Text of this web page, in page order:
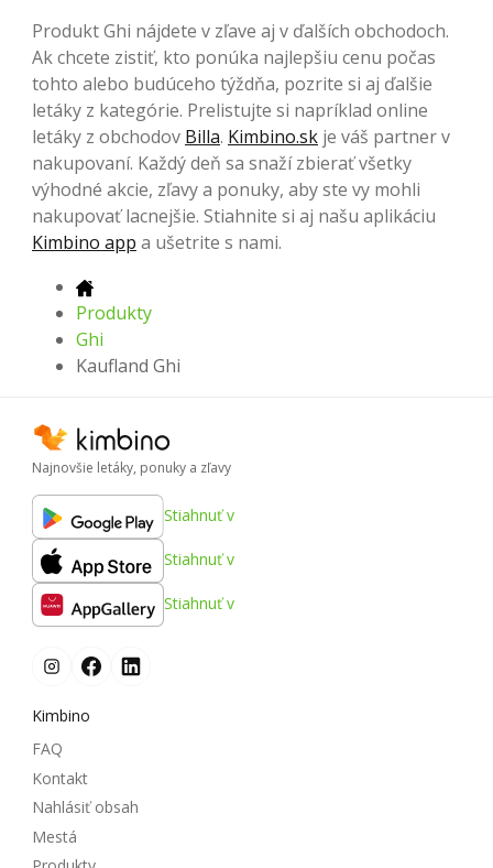
Produkt Ghi nájdete v zľave aj v ďalších obchodoch.
Ak chcete zistiť, kto ponúka najlepšiu cenu počas
tohto alebo budúceho týždňa, pozrite si aj ďalšie
letáky z kategórie. Prelistujte si napríklad online
letáky z obchodov Billa. Kimbino.sk je váš partner v
nakupovaní. Každý deň sa snaží zbierať všetky
výhodné akcie, zľavy a ponuky, aby ste vy mohli
nakupovať lacnejšie. Stiahnite si aj našu aplikáciu
Kimbino app a ušetrite s nami.
Produkty
Ghi
Kaufland Ghi
Najnovšie letáky, ponuky a zľavy
Stiahnuť v
Stiahnuť v
Stiahnuť v
Kimbino
FAQ
Kontakt
Nahlásiť obsah
Mestá